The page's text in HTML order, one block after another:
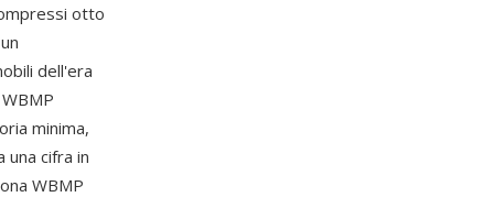
otto
dell'era
minima,
cifra in
WBMP